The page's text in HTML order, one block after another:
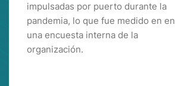
impulsadas por puerto durante la
pandemia, lo que fue medido en en
una encuesta interna de la
organización.